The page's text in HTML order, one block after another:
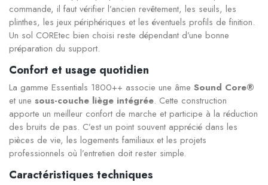
commande, il faut vérifier l’ancien revêtement, les seuils, les
plinthes, les jeux périphériques et les éventuels profils de finition.
Un sol COREtec bien choisi reste dépendant d’une bonne
préparation du support.
Confort et usage quotidien
La gamme Essentials 1800++ associe une âme Sound Core®
et une sous-couche liège intégrée. Cette construction
apporte un meilleur confort de marche et participe à la réduction
des bruits de pas. C’est un point souvent apprécié dans les
pièces de vie, les logements familiaux et les projets
professionnels où l’entretien doit rester simple.
Caractéristiques techniques